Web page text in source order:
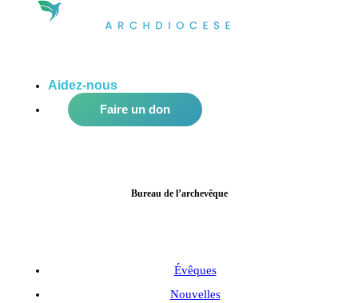
Aidez-nous
Faire un don
Bureau de l’archevêque
Évêques
Nouvelles